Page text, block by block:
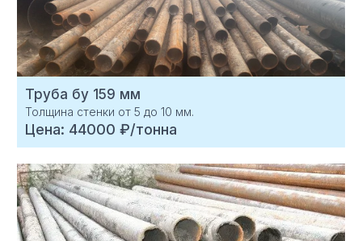
Труба бу 159 мм
Толщина стенки от 5 до 10 мм.
Цена: 44000 ₽/тонна